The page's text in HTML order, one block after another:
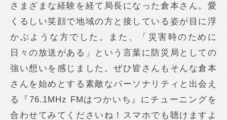
さまざまな経験を経て局長になった倉本さん。愛
くるしい笑顔で地域の方と接している姿が目に浮
かぶような方でした。また、「災害時のために
日々の放送がある」という言葉に防災局としての
強い想いを感じました。ぜひ皆さんもそんな倉本
さんを始めとする素敵なパーソナリティと出会え
る『76.1MHz FMはつかいち』にチューニングを
合わせてみてくださいね！スマホでも聴けますよ